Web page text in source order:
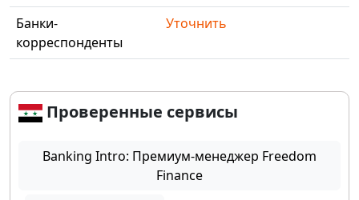
Банки-
корреспонденты
Уточнить
Проверенные сервисы
Banking Intro: Премиум-менеджер Freedom
Finance